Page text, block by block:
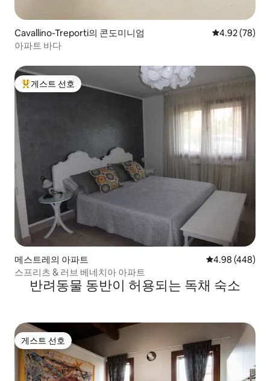
Cavallino-Treporti의 콘도미니엄 평점 4.92점(5
4.92 (78)
아파트 바다
상위 게스트 선호
게스트 선호
메스트레의 아파트 평점 4.98점(5
4.98 (448)
스프리츠 & 러브 베네치아 아파트
반려동물 동반이 허용되는 독채 숙소
게스트 선호
게스트 선호